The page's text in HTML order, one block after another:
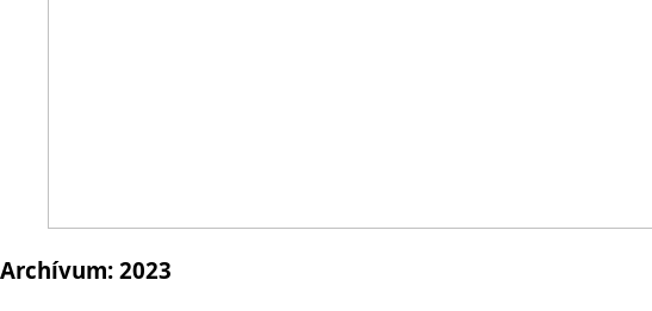
Archívum: 2023